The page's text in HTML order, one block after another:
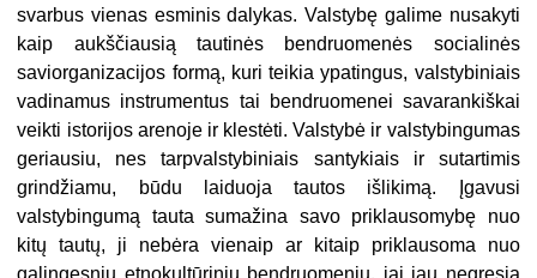
svarbus vienas esminis dalykas. Valstybę galime nusakyti
kaip aukščiausią tautinės bendruomenės socialinės
saviorganizacijos formą, kuri teikia ypatingus, valstybiniais
vadinamus instrumentus tai bendruomenei savarankiškai
veikti istorijos arenoje ir klestėti. Valstybė ir valstybingumas
geriausiu, nes tarpvalstybiniais santykiais ir sutartimis
grindžiamu, būdu laiduoja tautos išlikimą. Įgavusi
valstybingumą tauta sumažina savo priklausomybę nuo
kitų tautų, ji nebėra vienaip ar kitaip priklausoma nuo